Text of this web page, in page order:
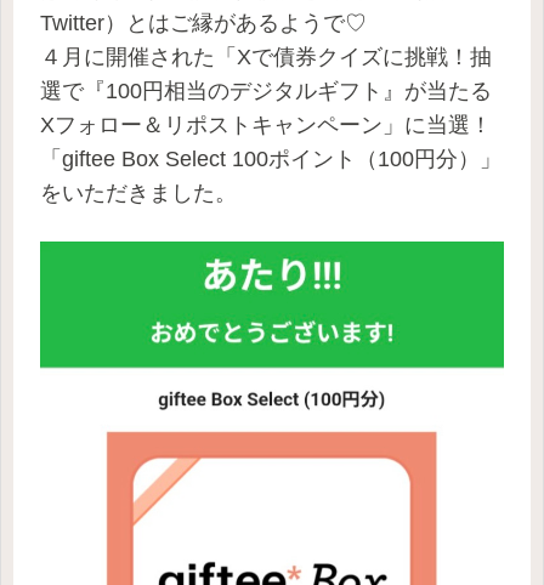
Twitter）とはご縁があるようで♡
４月に開催された「Xで債券クイズに挑戦！抽
選で『100円相当のデジタルギフト』が当たる
Xフォロー＆リポストキャンペーン」に当選！
「giftee Box Select 100ポイント（100円分）」
をいただきました。